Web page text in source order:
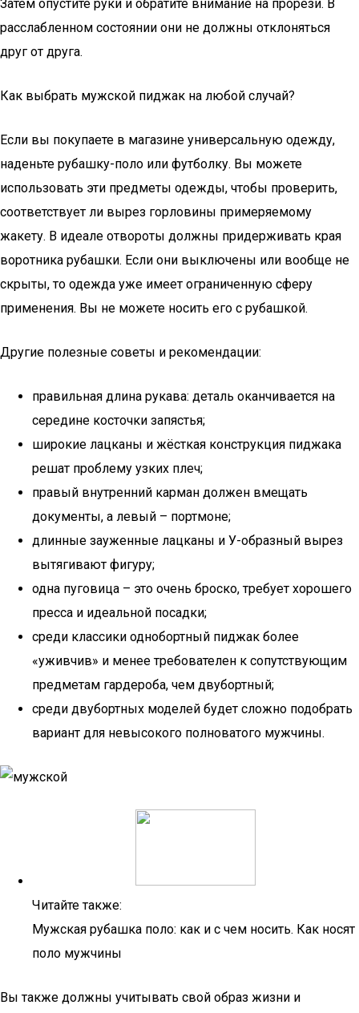
Затем опустите руки и обратите внимание на прорези. В
расслабленном состоянии они не должны отклоняться
друг от друга.
Как выбрать мужской пиджак на любой случай?
Если вы покупаете в магазине универсальную одежду,
наденьте рубашку-поло или футболку. Вы можете
использовать эти предметы одежды, чтобы проверить,
соответствует ли вырез горловины примеряемому
жакету. В идеале отвороты должны придерживать края
воротника рубашки. Если они выключены или вообще не
скрыты, то одежда уже имеет ограниченную сферу
применения. Вы не можете носить его с рубашкой.
Другие полезные советы и рекомендации:
правильная длина рукава: деталь оканчивается на
середине косточки запястья;
широкие лацканы и жёсткая конструкция пиджака
решат проблему узких плеч;
правый внутренний карман должен вмещать
документы, а левый – портмоне;
длинные зауженные лацканы и У-образный вырез
вытягивают фигуру;
одна пуговица – это очень броско, требует хорошего
пресса и идеальной посадки;
среди классики однобортный пиджак более
«уживчив» и менее требователен к сопутствующим
предметам гардероба, чем двубортный;
среди двубортных моделей будет сложно подобрать
вариант для невысокого полноватого мужчины.
Читайте также:
Мужская рубашка поло: как и с чем носить. Как носят
поло мужчины
Вы также должны учитывать свой образ жизни и